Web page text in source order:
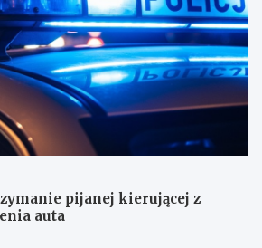
pijanej kierującej z
auta